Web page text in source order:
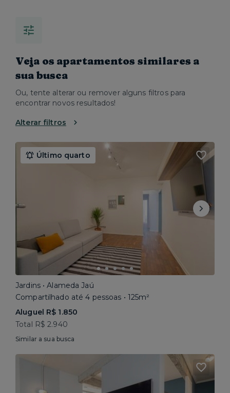
Veja os apartamentos similares a
sua busca
Ou, tente alterar ou remover alguns filtros para
encontrar novos resultados!
Alterar filtros
Último quarto
Jardins • Alameda Jaú
Compartilhado até 4 pessoas • 125m²
Aluguel R$ 1.850
Total R$ 2.940
Similar a sua busca